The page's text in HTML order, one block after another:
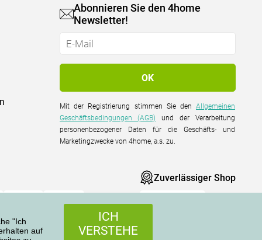
"Ich
auf
ICH
VERSTEHE
Abonnieren Sie den 4home
Newsletter!
Mit der Registrierung stimmen Sie denAllgemeinen
Geschäftsbedingungen (AGB) und der Verarbeitung
personenbezogener Daten für die Geschäfts- und
Marketingzwecke von 4home, a.s. zu.
Zuverlässiger Shop